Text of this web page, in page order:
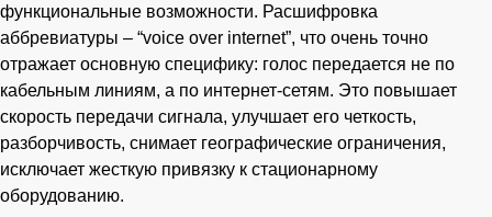
функциональные возможности. Расшифровка
аббревиатуры – “voice over internet”, что очень точно
отражает основную специфику: голос передается не по
кабельным линиям, а по интернет-сетям. Это повышает
скорость передачи сигнала, улучшает его четкость,
разборчивость, снимает географические ограничения,
исключает жесткую привязку к стационарному
оборудованию.